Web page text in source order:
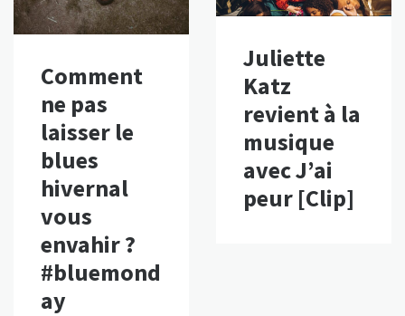
Comment
ne pas
laisser le
blues
hivernal
vous
envahir ?
#bluemond
ay
Juliette
Katz
revient à la
musique
avec J’ai
peur [Clip]